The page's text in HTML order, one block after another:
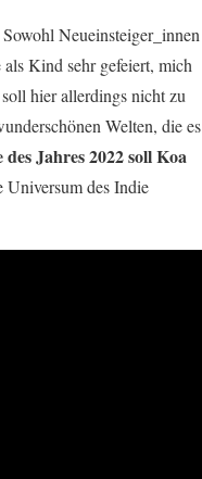
Neueinsteiger_innen
Kind sehr gefeiert, mich
hier allerdings nicht zu
Welten, die es
Jahres 2022 soll Koa
Universum des Indie